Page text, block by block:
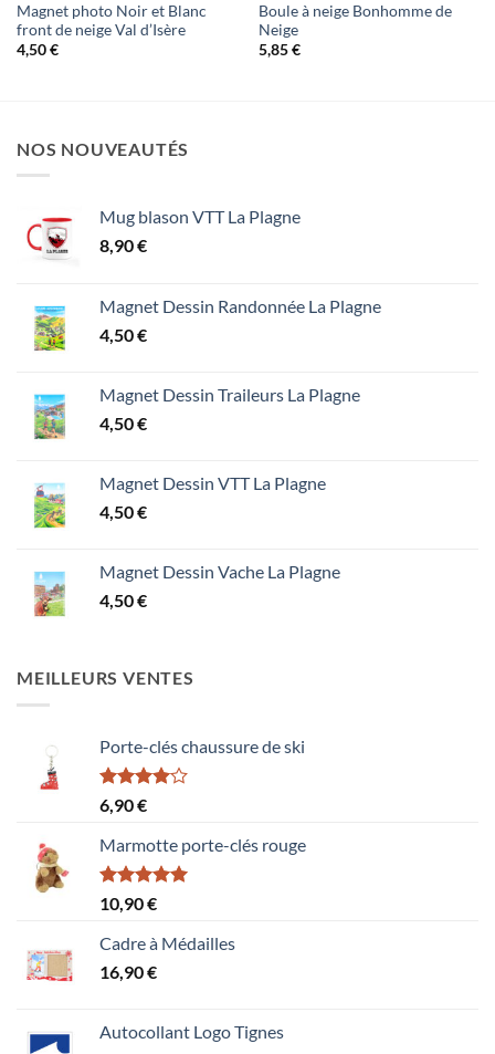
Magnet photo Noir et Blanc
front de neige Val d’Isère
4,50€
Boule à neige Bonhomme de
Neige
5,85€
NOS NOUVEAUTÉS
Mug blason VTT La Plagne
8,90€
Magnet Dessin Randonnée La Plagne
4,50€
Magnet Dessin Traileurs La Plagne
4,50€
Magnet Dessin VTT La Plagne
4,50€
Magnet Dessin Vache La Plagne
4,50€
MEILLEURS VENTES
Porte-clés chaussure de ski
Note
4.00
5
6,90€
Marmotte porte-clés rouge
Note5.00
sur 5
10,90€
Cadre à Médailles
16,90€
Autocollant Logo Tignes